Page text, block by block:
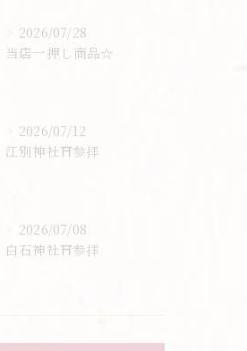
2026/07/28
当店一押し商品☆
2026/07/12
江別神社⛩️参拝
2026/07/08
白石神社⛩️参拝